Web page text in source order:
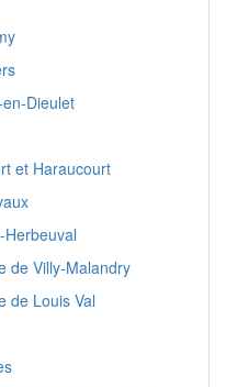
Dieulet
et Haraucourt
de Villy-Malandry
de Louis Val